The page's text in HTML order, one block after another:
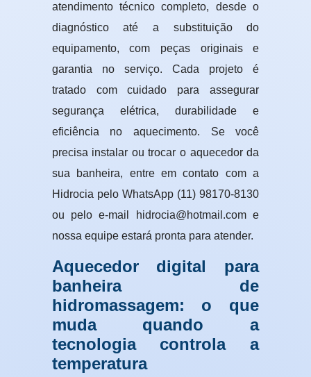
atendimento técnico completo, desde o
diagnóstico até a substituição do
equipamento, com peças originais e
garantia no serviço. Cada projeto é
tratado com cuidado para assegurar
segurança elétrica, durabilidade e
eficiência no aquecimento. Se você
precisa instalar ou trocar o aquecedor da
sua banheira, entre em contato com a
Hidrocia pelo WhatsApp (11) 98170-8130
ou pelo e-mail hidrocia@hotmail.com e
nossa equipe estará pronta para atender.
Aquecedor digital para
banheira de
hidromassagem: o que
muda quando a
tecnologia controla a
temperatura